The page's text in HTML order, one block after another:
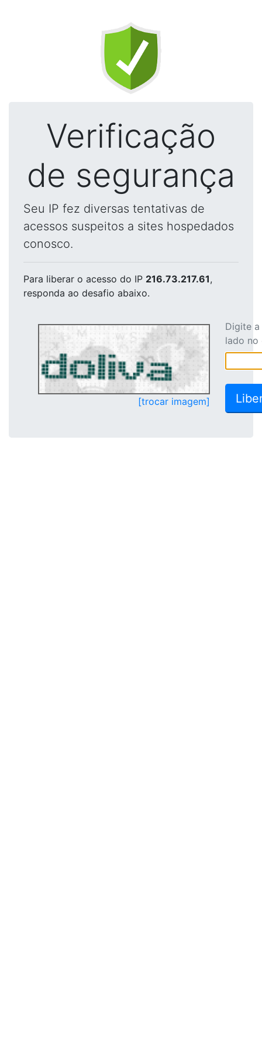
Verificação
de segurança
Seu IP fez diversas tentativas de
acessos suspeitos a sites hospedados
conosco.
Para liberar o acesso do IP 216.73.217.61,
responda ao desafio abaixo.
[trocar imagem]
Digite
lado no